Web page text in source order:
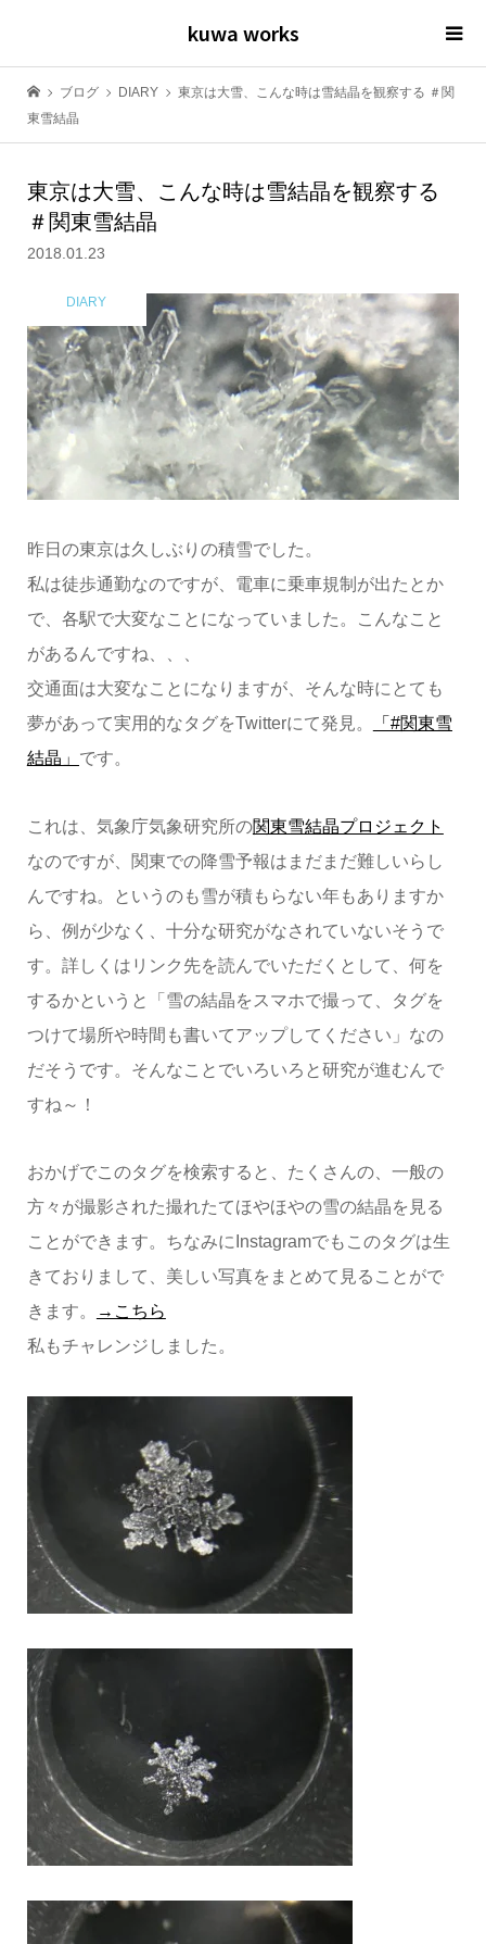
kuwa works
ブログ DIARY
東京は大雪、こんな時は雪結晶を観察する ＃関
東雪結晶
東京は大雪、こんな時は雪結晶を観察する
＃関東雪結晶
2018.01.23
DIARY
昨日の東京は久しぶりの積雪でした。
私は徒歩通勤なのですが、電車に乗車規制が出たとか
で、各駅で大変なことになっていました。こんなこと
があるんですね、、、
交通面は大変なことになりますが、そんな時にとても
夢があって実用的なタグをTwitterにて発見。
「#関東雪
結晶」 です。
これは、気象庁気象研究所の関東雪結晶プロジェクト
なのですが、関東での降雪予報はまだまだ難しいらし
んですね。というのも雪が積もらない年もありますか
ら、例が少なく、十分な研究がなされていないそうで
す。詳しくはリンク先を読んでいただくとして、何を
するかというと「雪の結晶をスマホで撮って、タグを
つけて場所や時間も書いてアップしてください」なの
だそうです。そんなことでいろいろと研究が進むんで
すね～！
おかげでこのタグを検索すると、たくさんの、一般の
方々が撮影された撮れたてほやほやの雪の結晶を見る
ことができます。ちなみにInstagramでもこのタグは生
きておりまして、美しい写真をまとめて見ることがで
きます。
→こちら
私もチャレンジしました。